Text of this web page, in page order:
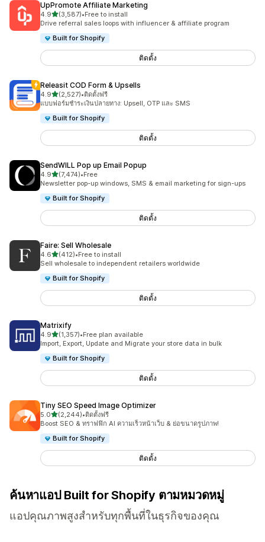
UpPromote Affiliate Marketing
4.9เต็ม 5 ดาว
(3,587)
ทั้งหมด 3587 รีวิว
•Free to install
Drive referral sales loops with influencer & affiliate program
Built for Shopify
ติดตั้ง
Releasit COD Form & Upsells
4.9เต็ม 5 ดาว
(2,527)
ทั้งหมด 2527 รีวิว
•ติดตั้งฟรี
แบบฟอร์มชำระเงินปลายทาง: Upsell, OTP และ SMS
Built for Shopify
ติดตั้ง
SendWILL Pop up Email Popup
4.9เต็ม 5 ดาว
(7,474)
ทั้งหมด 7474 รีวิว
•Free
Newsletter pop-up windows, SMS & email marketing for sign-ups
Built for Shopify
ติดตั้ง
Faire: Sell Wholesale
4.6เต็ม 5 ดาว
(412)
ทั้งหมด 412 รีวิว
•Free to install
Sell wholesale to independent retailers worldwide
Built for Shopify
ติดตั้ง
Matrixify
4.9เต็ม 5 ดาว
(1,357)
ทั้งหมด 1357 รีวิว
•Free plan available
Import, Export, Update and Migrate your store data in bulk
Built for Shopify
ติดตั้ง
Tiny SEO Speed Image Optimizer
5.0เต็ม 5 ดาว
(2,244)
ทั้งหมด 2244 รีวิว
•ติดตั้งฟรี
Boost SEO & ทราฟฟิก AI ความเร็วหน้าเว็บ & ย่อขนาดรูปภาพ!
Built for Shopify
ติดตั้ง
ค้นหาแอป Built for Shopify ตามหมวดหมู่
แอปคุณภาพสูงสำหรับทุกพื้นที่ในธุรกิจของคุณ